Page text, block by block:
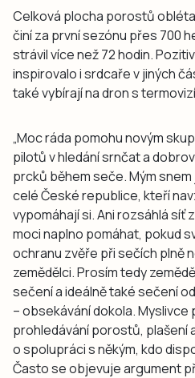
Celková plocha porostů
činí za první sezónu přes 700
strávil více než 72 hodin.
inspirovalo i srdcaře v jiných
také vybírají na dron s
„Moc ráda pomohu novým
pilotů v hledání srnčat a
prcků během seče. Mým
celé České republice, kteří
vypomáhají si. Ani rozsáhlá síť
moci naplno pomáhat, pokud
ochranu zvěře při sečích plně
zemědělci. Prosím tedy
sečení a ideálně také sečení
– obsekávání dokola. Myslivce
prohledávání porostů, plašení
o spolupráci s někým, kdo
Často se objevuje argument